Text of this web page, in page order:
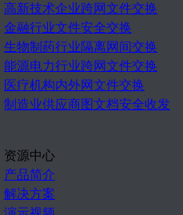
高新技术企业跨网文件交换
金融行业文件安全交换
生物制药行业隔离网间交换
能源电力行业跨网文件交换
医疗机构内外网文件交换
制造业供应商图文档安全收发
资源中心
产品简介
解决方案